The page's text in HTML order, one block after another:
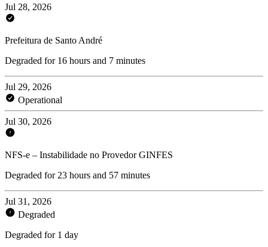
Jul 28, 2026
Prefeitura de Santo André
Degraded for 16 hours and 7 minutes
Jul 29, 2026
Operational
Jul 30, 2026
NFS-e – Instabilidade no Provedor GINFES
Degraded for 23 hours and 57 minutes
Jul 31, 2026
Degraded
Degraded for 1 day